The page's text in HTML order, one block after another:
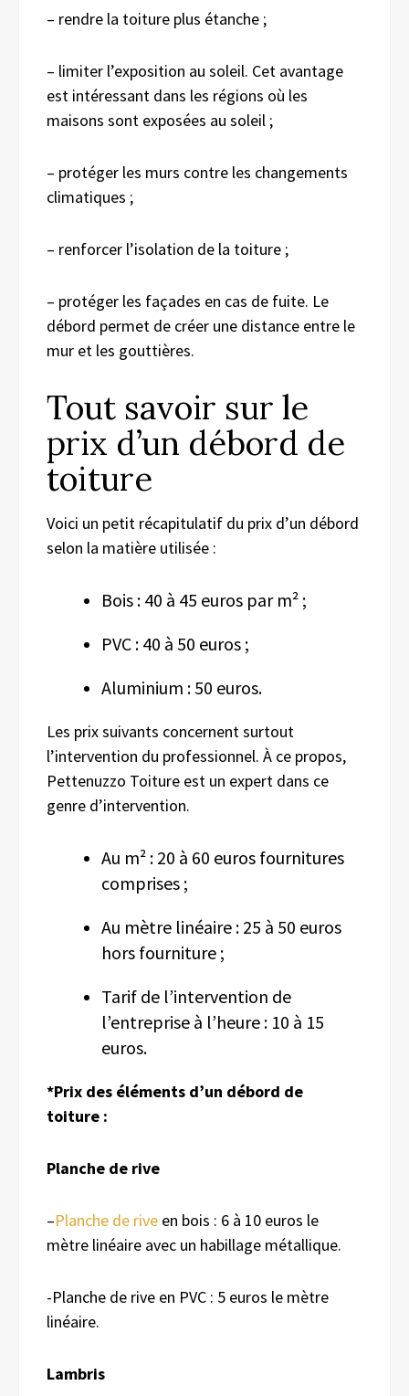
– rendre la toiture plus étanche ;
– limiter l’exposition au soleil. Cet avantage
est intéressant dans les régions où les
maisons sont exposées au soleil ;
– protéger les murs contre les changements
climatiques ;
– renforcer l’isolation de la toiture ;
– protéger les façades en cas de fuite. Le
débord permet de créer une distance entre le
mur et les gouttières.
Tout savoir sur le
prix d’un débord de
toiture
Voici un petit récapitulatif du prix d’un débord
selon la matière utilisée :
Bois : 40 à 45 euros par m² ;
PVC : 40 à 50 euros ;
Aluminium : 50 euros.
Les prix suivants concernent surtout
l’intervention du professionnel. À ce propos,
Pettenuzzo Toiture est un expert dans ce
genre d’intervention.
Au m² : 20 à 60 euros fournitures
comprises ;
Au mètre linéaire : 25 à 50 euros
hors fourniture ;
Tarif de l’intervention de
l’entreprise à l’heure : 10 à 15
euros.
*Prix des éléments d’un débord de
toiture :
Planche de rive
–Planche de rive en bois : 6 à 10 euros le
mètre linéaire avec un habillage métallique.
-Planche de rive en PVC : 5 euros le mètre
linéaire.
Lambris